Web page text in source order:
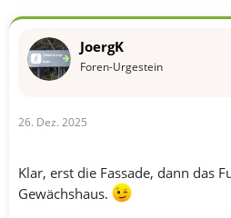
k
o
:
JoergK
Foren-Urgestein
26. Dez. 2025
Klar, erst die Fassade, dann das
Gewächshaus.